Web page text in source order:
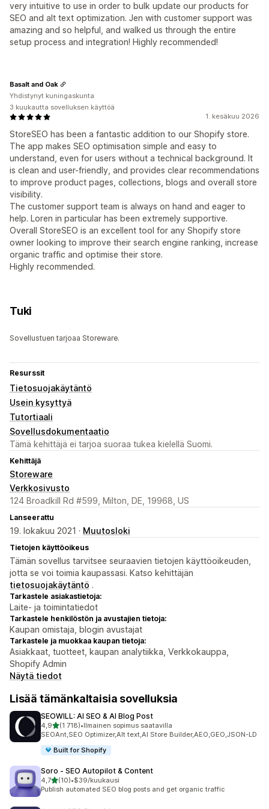
very intuitive to use in order to bulk update our products for
SEO and alt text optimization. Jen with customer support was
amazing and so helpful, and walked us through the entire
setup process and integration! Highly recommended!
1. kesäkuu 2026
StoreSEO has been a fantastic addition to our Shopify store.
The app makes SEO optimisation simple and easy to
understand, even for users without a technical background. It
is clean and user-friendly, and provides clear recommendations
to improve product pages, collections, blogs and overall store
visibility.
The customer support team is always on hand and eager to
help. Loren in particular has been extremely supportive.
Overall StoreSEO is an excellent tool for any Shopify store
owner looking to improve their search engine ranking, increase
organic traffic and optimise their store.
Highly recommended.
Basalt and Oak
Yhdistynyt kuningaskunta
3 kuukautta sovelluksen käyttöä
Tuki
Sovellustuen tarjoaa Storeware.
Resurssit
Tietosuojakäytäntö
Usein kysyttyä
Tutortiaali
Sovellusdokumentaatio
Tämä kehittäjä ei tarjoa suoraa tukea kielellä Suomi.
Kehittäjä
Storeware
Verkkosivusto
124 Broadkill Rd #599, Milton, DE, 19968, US
Lanseerattu
19. lokakuu 2021 · Muutosloki
Tietojen käyttöoikeus
Tämän sovellus tarvitsee seuraavien tietojen käyttöoikeuden,
jotta se voi toimia kaupassasi. Katso kehittäjän
tietosuojakäytäntö .
Tarkastele asiakastietoja:
Laite- ja toimintatiedot
Tarkastele henkilöstön ja avustajien tietoja:
Kaupan omistaja, blogin avustajat
Tarkastele ja muokkaa kaupan tietoja:
Asiakkaat, tuotteet, kaupan analytiikka, Verkkokauppa,
Shopify Admin
Näytä tiedot
Lisää tämänkaltaisia sovelluksia
SEOWILL: AI SEO & AI Blog Post
4,9/ 5 tähteä
(1 718)
1718 arvostelua yhteensä
•Ilmainen sopimus saatavilla
SEOAnt,SEO Optimizer,Alt text,AI Store Builder,AEO,GEO,JSON-LD
Built for Shopify
Soro ‑ SEO Autopilot & Content
4,7/ 5 tähteä
(10)
10 arvostelua yhteensä
•$39/kuukausi
Publish automated SEO blog posts and get organic traffic